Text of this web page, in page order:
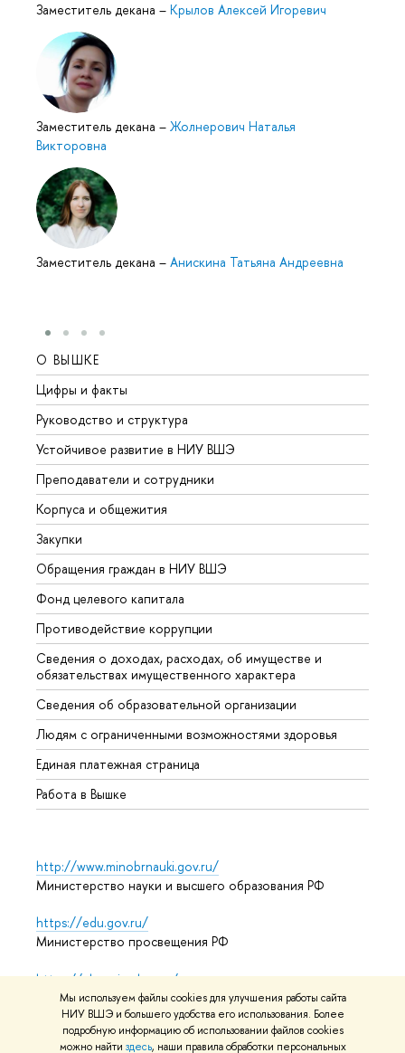
Мы используем файлы cookies для улучшения работы сайта
НИУ ВШЭ и большего удобства его использования. Более
подробную информацию об использовании файлов cookies
можно найти здесь, наши правила обработки персональных
Заместитель декана – Крылов Алексей Игоревич
Заместитель декана – Жолнерович Наталья
Викторовна
Заместитель декана – Анискина Татьяна Андреевна
О ВЫШКЕ
Цифры и факты
Руководство и структура
Устойчивое развитие в НИУ ВШЭ
Преподаватели и сотрудники
Корпуса и общежития
Закупки
Обращения граждан в НИУ ВШЭ
Фонд целевого капитала
Противодействие коррупции
Сведения о доходах, расходах, об имуществе и
обязательствах имущественного характера
Сведения об образовательной организации
Людям с ограниченными возможностями здоровья
Единая платежная страница
Работа в Вышке
http://www.minobrnauki.gov.ru/
Министерство науки и высшего образования РФ
https://edu.gov.ru/
Министерство просвещения РФ
https://elearning.hse.ru/mooc
Массовые открытые онлайн-курсы